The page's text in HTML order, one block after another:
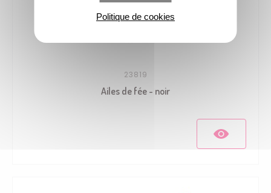
23819
Ailes de fée - noir
Politique de cookies